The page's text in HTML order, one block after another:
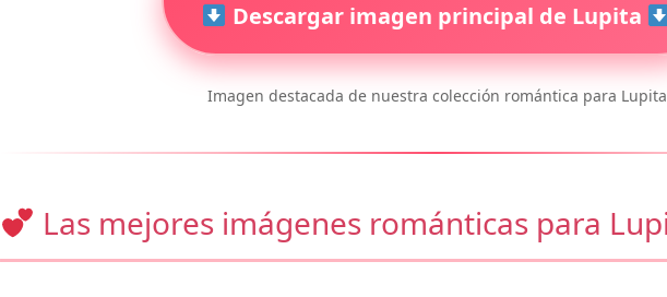
Descargar imagen principal de Lupita
Imagen destacada de nuestra colección romántica para Lupita
Las mejores imágenes románticas para